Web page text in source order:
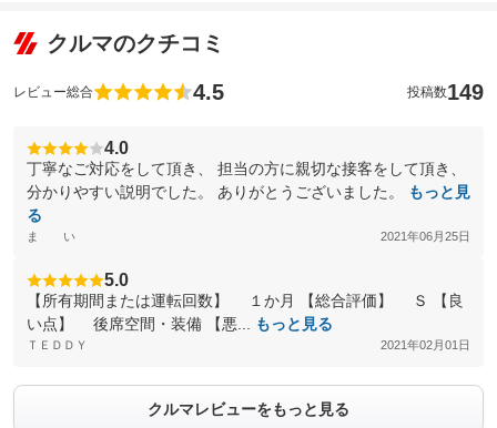
クルマのクチコミ
レビュー総合 4.5 投稿数149
4.0
丁寧なご対応をして頂き、 担当の方に親切な接客をして頂き、
分かりやすい説明でした。 ありがとうございました。
もっと見
る
ま い 2021年06月25日
5.0
【所有期間または運転回数】 １か月 【総合評価】 Ｓ 【良
い点】 後席空間・装備 【悪...
もっと見る
ＴＥＤＤＹ 2021年02月01日
クルマレビューをもっと見る